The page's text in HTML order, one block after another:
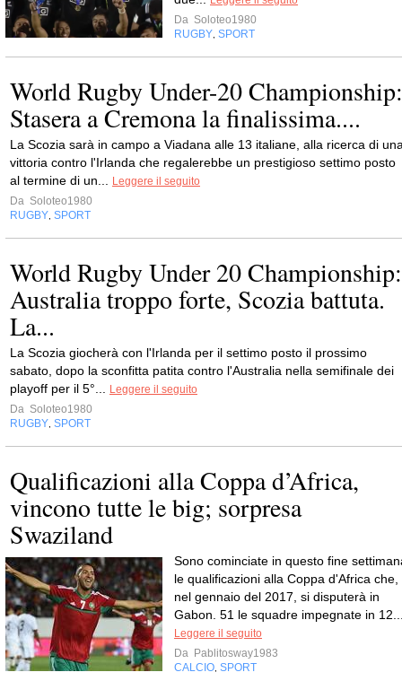
Da Soloteo1980
RUGBY SPORT
World Rugby Under-20 Championship:
Stasera a Cremona la finalissima....
La Scozia sarà in campo a Viadana alle 13 italiane, alla ricerca di
vittoria contro l'Irlanda che regalerebbe un prestigioso settimo posto
al termine di un...
Leggere il seguito
Da Soloteo1980
RUGBY SPORT
World Rugby Under 20 Championship:
Australia troppo forte, Scozia battuta.
La...
La Scozia giocherà con l'Irlanda per il settimo posto il prossimo
sabato, dopo la sconfitta patita contro l'Australia nella semifinale dei
playoff per il 5°...
Leggere il seguito
Da Soloteo1980
RUGBY SPORT
Qualificazioni alla Coppa d’Africa,
vincono tutte le big; sorpresa
Swaziland
Sono cominciate in questo fine
le qualificazioni alla Coppa d'Africa che,
nel gennaio del 2017, si disputerà in
Gabon. 51 le squadre impegnate in
Leggere il seguito
Da Pablitosway1983
CALCIO SPORT